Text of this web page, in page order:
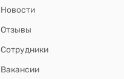
Новости
Отзывы
Сотрудники
Вакансии